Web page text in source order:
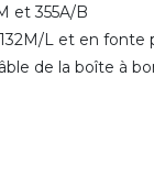
et 355A/B
L et en fonte
de la boîte à